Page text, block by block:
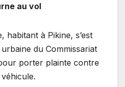
au vol
habitant à Pikine, s’est
du Commissariat
porter plainte contre